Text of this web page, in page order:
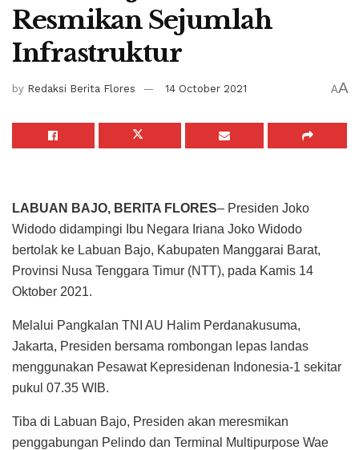
Resmikan Sejumlah
Infrastruktur
by Redaksi Berita Flores 14 October 2021 AA
LABUAN BAJO, BERITA FLORES– Presiden Joko
Widodo didampingi Ibu Negara Iriana Joko Widodo
bertolak ke Labuan Bajo, Kabupaten Manggarai Barat,
Provinsi Nusa Tenggara Timur (NTT), pada Kamis 14
Oktober 2021.
Melalui Pangkalan TNI AU Halim Perdanakusuma,
Jakarta, Presiden bersama rombongan lepas landas
menggunakan Pesawat Kepresidenan Indonesia-1 sekitar
pukul 07.35 WIB.
Tiba di Labuan Bajo, Presiden akan meresmikan
penggabungan Pelindo dan Terminal Multipurpose Wae